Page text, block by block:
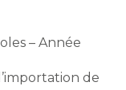
– Année
de